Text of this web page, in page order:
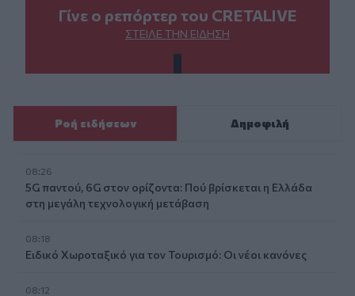
Γίνε ο ρεπόρτερ του CRETALIVE
ΣΤΕΊΛΕ ΤΗΝ ΕΊΔΗΣΗ
Ροή ειδήσεων Δημοφιλή
08:26
5G παντού, 6G στον ορίζοντα: Πού βρίσκεται η Ελλάδα
στη μεγάλη τεχνολογική μετάβαση
08:18
Ειδικό Χωροταξικό για τον Τουρισμό: Οι νέοι κανόνες
08:12